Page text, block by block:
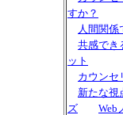
すか？
人間関係
共感でき
ット
カウンセ
新たな視
ズ
Web